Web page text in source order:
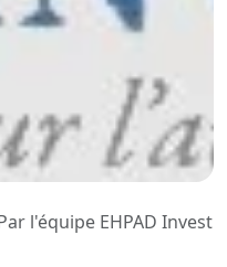
l'équipe EHPAD Invest